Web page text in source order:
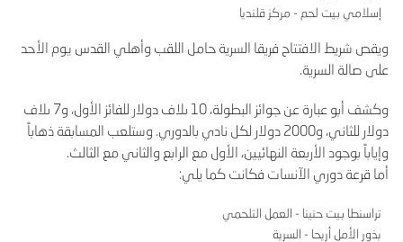
إسلامي بيت لحم - مركز قلنديا
ويقص شريط الافتتاح فريقا السرية حامل اللقب وأهلي القدس يوم الأحد
على صالة السرية.
وكشف أبو عبارة عن جوائز البطولة، 10 ىلاف دولار للفائز الأول، و7 ىلاف
دولار للثاني، و2000 دولار لكل نادي بالدوري. وستلعب المسابقة ذهاباً
وإياباً بوجود الأربعة النهائيين، الأول مع الرابع والثاني مع الثالث.
أما قرعة دوري الآنسات فكانت كما يلي:
تراسنطا بيت حنينا - العمل التلحمي
بذور الأمل أريحا - السرية